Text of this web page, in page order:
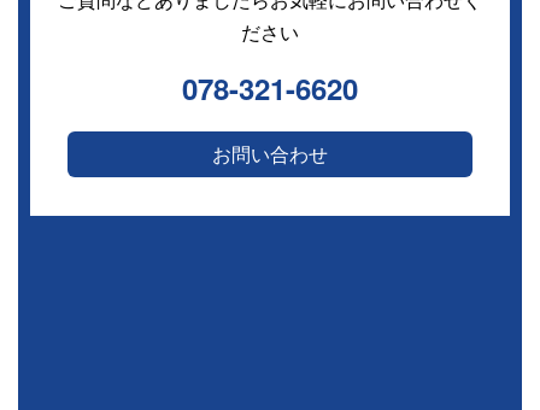
ださい
078-321-6620
お問い合わせ